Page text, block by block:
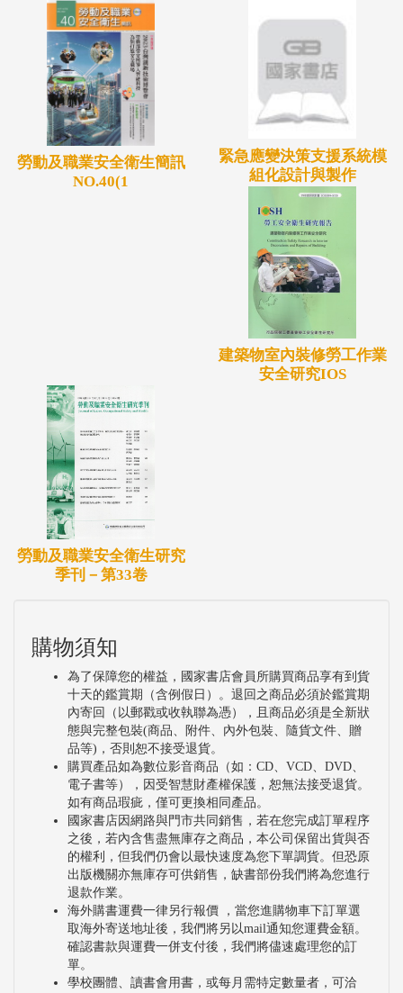
勞動及職業安全衛生簡訊
NO.40(1
緊急應變決策支援系統模
組化設計與製作
建築物室內裝修勞工作業
安全研究IOS
勞動及職業安全衛生研究
季刊－第33卷
購物須知
為了保障您的權益，國家書店會員所購買商品享有到貨
十天的鑑賞期（含例假日）。退回之商品必須於鑑賞期
內寄回（以郵戳或收執聯為憑），且商品必須是全新狀
態與完整包裝(商品、附件、內外包裝、隨貨文件、贈
品等)，否則恕不接受退貨。
購買產品如為數位影音商品（如：CD、VCD、DVD、
電子書等），因受智慧財產權保護，恕無法接受退貨。
如有商品瑕疵，僅可更換相同產品。
國家書店因網路與門市共同銷售，若在您完成訂單程序
之後，若內含售盡無庫存之商品，本公司保留出貨與否
的權利，但我們仍會以最快速度為您下單調貨。但恐原
出版機關亦無庫存可供銷售，缺書部份我們將為您進行
退款作業。
海外購書運費一律另行報價 ，當您進購物車下訂單選
取海外寄送地址後，我們將另以mail通知您運費金額。
確認書款與運費一併支付後，我們將儘速處理您的訂
單。
學校團體、讀書會用書，或每月需特定數量者，可洽